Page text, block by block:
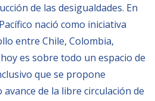
de las desigualdades. En
nació como iniciativa
entre Chile, Colombia,
es sobre todo un espacio de
que se propone
de la libre circulación de